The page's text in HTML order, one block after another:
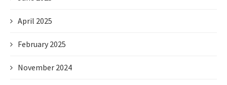
April 2025
February 2025
November 2024